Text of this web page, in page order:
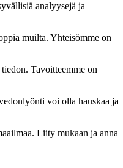
analyysejä ja
muilta. Yhteisömme on
Tavoitteemme on
voi olla hauskaa ja
Liity mukaan ja anna